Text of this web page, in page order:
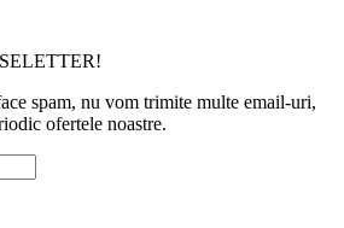
spam, nu vom trimite multe email-uri,
ofertele noastre.